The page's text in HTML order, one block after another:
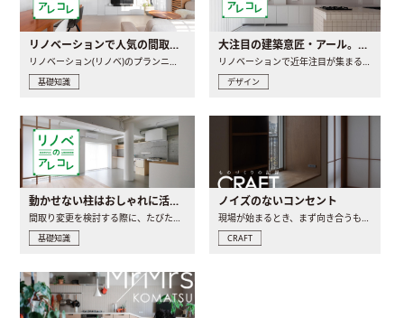
リノベーションで人気の間取りとは？トレンドの間取りと実例を徹底解説
リノベーション(リノベ)のプランニングで一番最初に決めるのは..
基礎知識
大注目の建築意匠・アール。人気の理由と空間に取り入れるポイント
リノベーションで近年注目が集まる建築意匠の一つであるアール..
デザイン
動かせない柱はおしゃれに活用！柱を魅せるリノベーション(リノベ)4選
間取り変更を検討する際に、たびたび皆さんの頭を悩ませる動か..
基礎知識
ノイズのないコンセント
現場が始まるとき、まず向き合うものの一つがコンセントです..
CRAFT